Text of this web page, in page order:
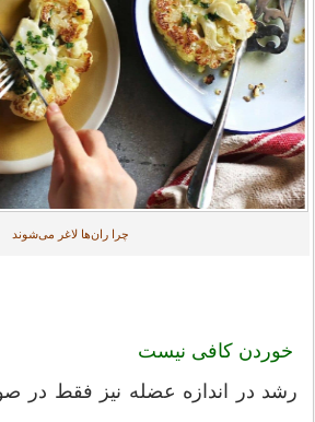
چرا ران‌ها لاغر می‌شوند
خوردن کافی نیست
رشد در اندازه عضله نیز فقط در